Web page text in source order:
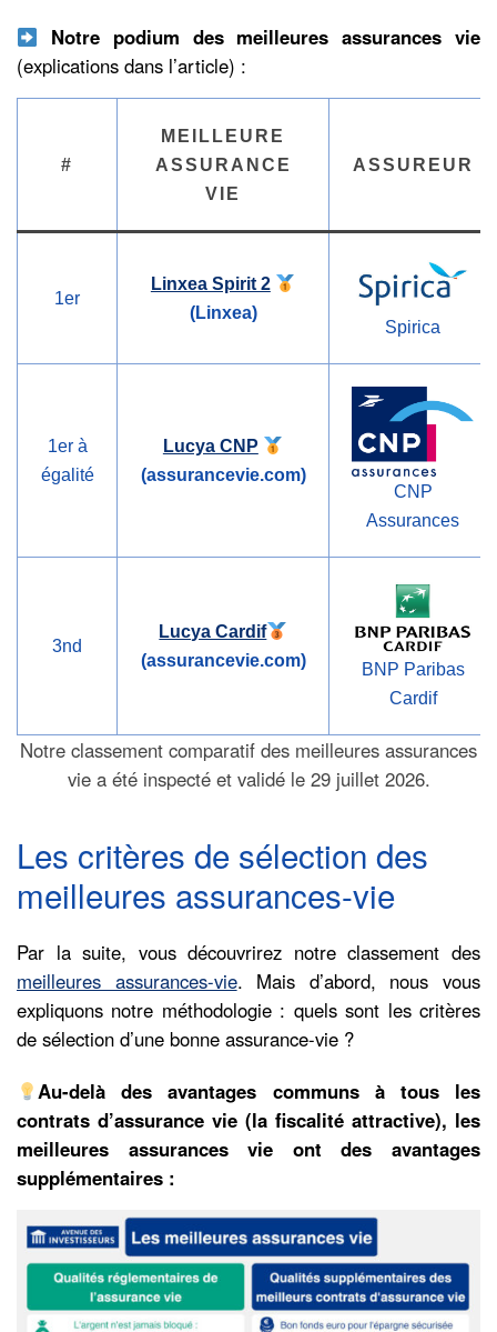
Notre podium des meilleures assurances vie
(explications dans l’article) :
#
MEILLEURE
ASSURANCE
VIE
ASSUREUR
1er
Linxea Spirit 2
(Linxea)
Spirica
1er à
égalité
Lucya CNP
(assurancevie.com)
CNP
Assurances
3nd
Lucya Cardif
(assurancevie.com)
BNP Paribas
Cardif
Notre classement comparatif des meilleures assurances
vie a été inspecté et validé le 29 juillet 2026.
Les critères de sélection des
meilleures assurances-vie
Par la suite, vous découvrirez notre classement des
meilleures assurances-vie. Mais d’abord, nous vous
expliquons notre méthodologie : quels sont les critères
de sélection d’une bonne assurance-vie ?
Au-delà des avantages communs à tous les
contrats d’assurance vie (la fiscalité attractive), les
meilleures assurances vie ont des avantages
supplémentaires :